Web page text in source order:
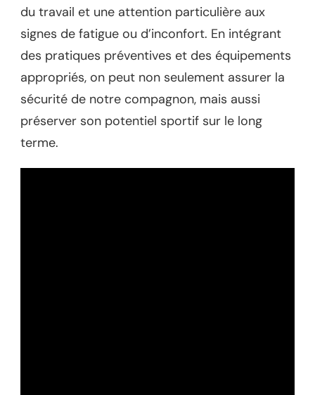
du travail et une attention particulière aux
signes de fatigue ou d’inconfort. En intégrant
des pratiques préventives et des équipements
appropriés, on peut non seulement assurer la
sécurité de notre compagnon, mais aussi
préserver son potentiel sportif sur le long
terme.